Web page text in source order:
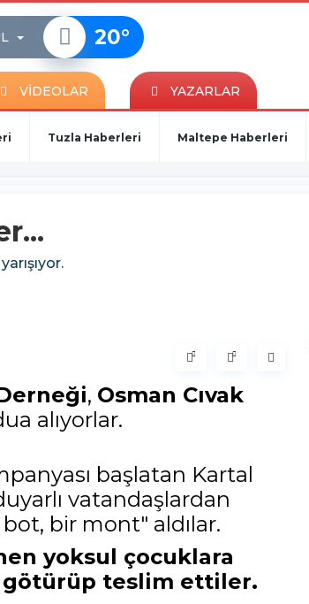
20°
VİDEOLAR YAZARLAR
Tuzla Haberleri Maltepe Haberleri
, Osman Cıvak
alıyorlar.
başlatan Kartal
vatandaşlardan
bir mont" aldılar.
yoksul çocuklara
götürüp teslim ettiler.